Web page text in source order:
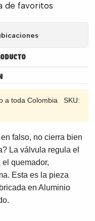
de favoritos
a toda Colombia SKU:
falso, no cierra bien
La válvula regula el
quemador,
Esta es la pieza
en Aluminio